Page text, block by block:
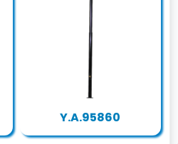
Y.A.95860